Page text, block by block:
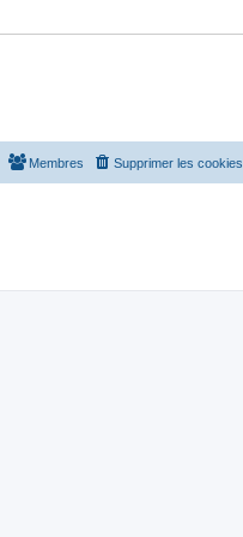
Supprimer les cookies
Membres